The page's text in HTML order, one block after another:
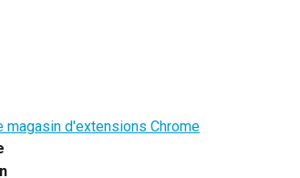
magasin d'extensions Chrome